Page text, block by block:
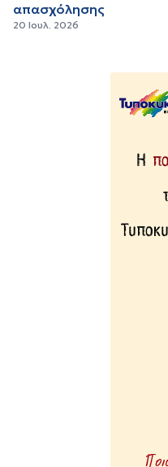
απασχόλησης
20 Ιουλ. 2026